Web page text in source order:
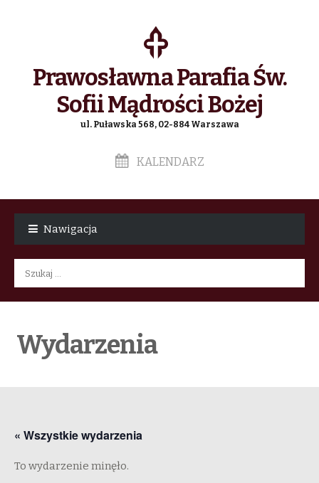
Prawosławna Parafia Św.
Sofii Mądrości Bożej
ul. Puławska 568, 02-884 Warszawa
KALENDARZ
Nawigacja
Szukaj:
Wydarzenia
« Wszystkie wydarzenia
To wydarzenie minęło.